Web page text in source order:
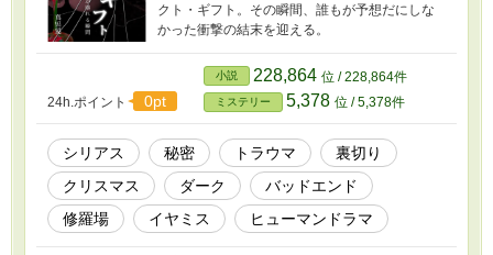
クト・ギフト。その瞬間、誰もが予想だにしな
かった衝撃の結末を迎える。
24h.ポイント 0pt
小説 228,864 位 / 228,864件
ミステリー 5,378 位 / 5,378件
シリアス 秘密 トラウマ
裏切り
クリスマス
ダーク
バッドエンド
修羅場
イヤミス ヒューマンドラマ